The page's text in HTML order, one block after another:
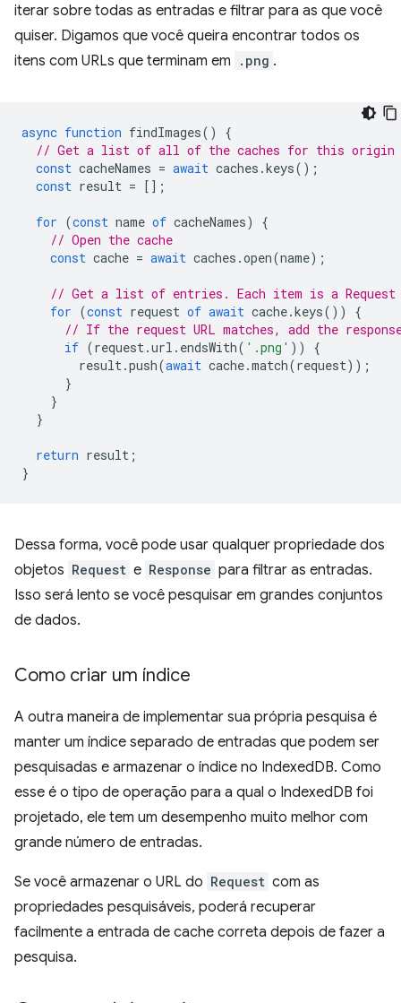
iterar sobre todas as entradas e filtrar para as que você
quiser. Digamos que você queira encontrar todos os
itens com URLs que terminam em
.png .
async function findImages()
{
// Get a list of all of the caches for this origin
const cacheNames = await caches .keys();
const result = [];
for (const name of cacheNames)
{
// Open the cache
const cache = await caches .open(name);
// Get a list of entries. Each item is a Request
for (const request of await cache.keys())
{
// If the request URL matches, add the
if (request.url . endsWith( '.png' ))
{
result.push(await cache.match(request));
}
}
}
return result ;
}
Dessa forma, você pode usar qualquer propriedade dos
objetos Request e Response para filtrar as entradas.
Isso será lento se você pesquisar em grandes conjuntos
de dados.
Como criar um índice
A outra maneira de implementar sua própria pesquisa é
manter um índice separado de entradas que podem ser
pesquisadas e armazenar o índice no IndexedDB. Como
esse é o tipo de operação para a qual o IndexedDB foi
projetado, ele tem um desempenho muito melhor com
grande número de entradas.
Se você armazenar o URL do Request com as
propriedades pesquisáveis, poderá recuperar
facilmente a entrada de cache correta depois de fazer a
pesquisa.